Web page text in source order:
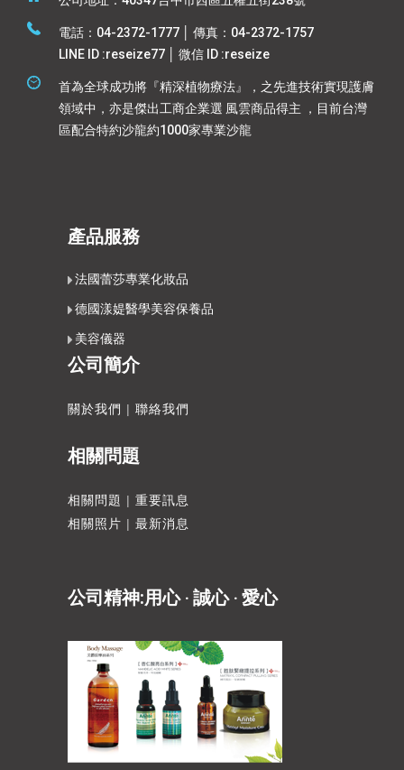
電話：04-2372-1777 │ 傳真：04-2372-1757
LINE ID :reseize77 │ 微信 ID :reseize
首為全球成功將『精深植物療法』，之先進技術實現護膚
領域中，亦是傑出工商企業選 風雲商品得主 ，目前台灣
區配合特約沙龍約1000家專業沙龍
產品服務
法國蕾莎專業化妝品
德國漾媞醫學美容保養品
美容儀器
公司簡介
關於我們 | 聯絡我們
相關問題
相關問題 | 重要訊息
相關照片 | 最新消息
公司精神:用心 ‧ 誠心 ‧ 愛心